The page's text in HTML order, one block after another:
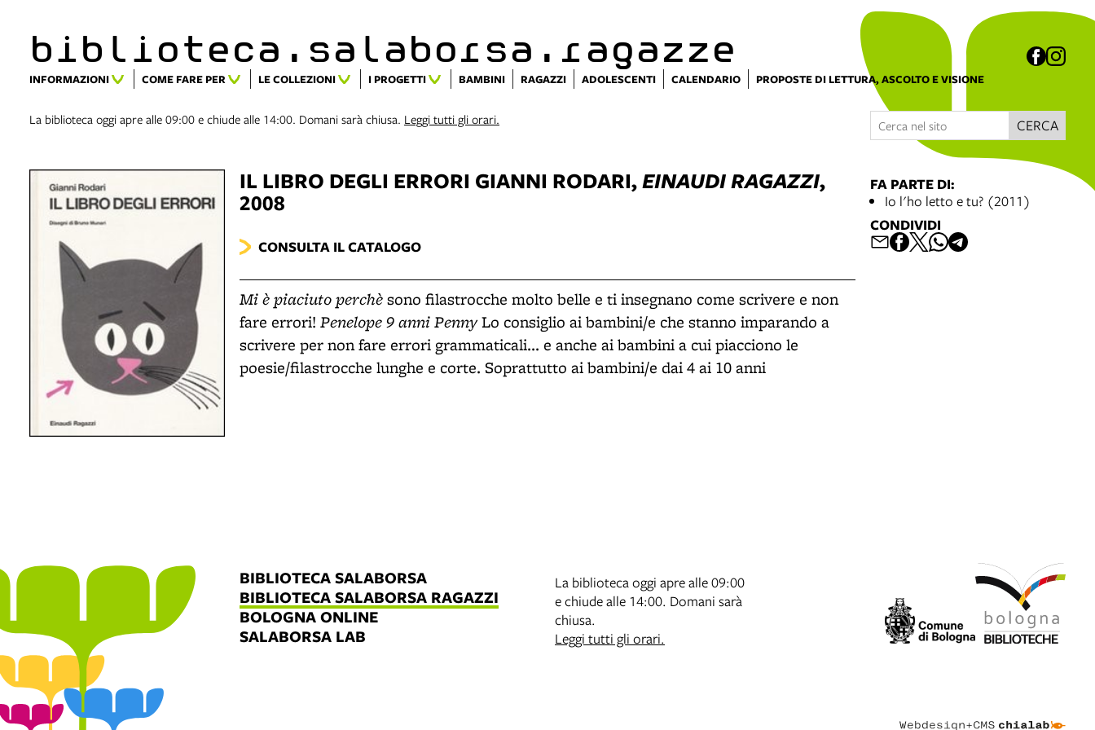
biblioteca.​salaborsa.ragazze
INFORMAZIONI COME FARE PER LE COLLEZIONI I PROGETTI BAMBINI RAGAZZI ADOLESCENTI CALENDARIO PROPOSTE DI LETTURA, ASCOLTO E VISIONE
La biblioteca oggi apre alle 09:00 e chiude alle 14:00. Domani sarà chiusa. Leggi tutti gli orari. CERCA
IL LIBRO DEGLI ERRORI GIANNI RODARI,EINAUDI RAGAZZI,
2008
CONSULTA IL CATALOGO
Mi è piaciuto perchèsono filastrocche molto belle e ti insegnano come scrivere e non
fare errori! Penelope 9 anni PennyLo consiglio ai bambini/e che stanno imparando a
scrivere per non fare errori grammaticali... e anche ai bambini a cui piacciono le
poesie/filastrocche lunghe e corte. Soprattutto ai bambini/e dai 4 ai 10 anni
FA PARTE DI:
Io l'ho letto e tu? (2011)
CONDIVIDI
BIBLIOTECA SALABORSA
BIBLIOTECA SALABORSA RAGAZZI
BOLOGNA ONLINE
SALABORSA LAB
La biblioteca oggi apre alle 09:00
e chiude alle 14:00. Domani sarà
chiusa.
Leggi tutti gli orari.